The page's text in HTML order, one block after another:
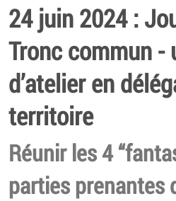
24 juin 2024 :
Tronc commun -
d’atelier en
territoire
Réunir les 4
parties prenantes